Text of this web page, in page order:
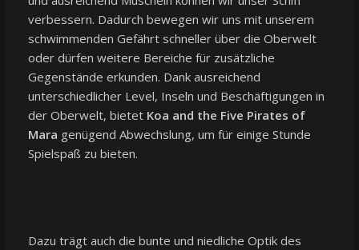
verbessern. Dadurch bewegen wir uns mit unserem
schwimmenden Gefährt schneller über die Oberwelt
oder dürfen weitere Bereiche für zusätzliche
Gegenstände erkunden. Dank ausreichend
unterschiedlicher Level, Inseln und Beschäftigungen in
der Oberwelt, bietet Koa and the Five Pirates of
Mara genügend Abwechslung, um für einige Stunde
Spielspaß zu bieten.
Dazu trägt auch die bunte und niedliche Optik des